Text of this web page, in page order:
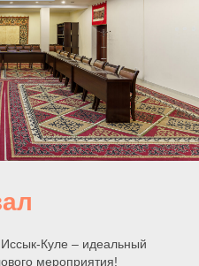
Куле – идеальный
мероприятия!